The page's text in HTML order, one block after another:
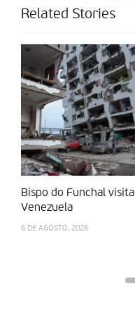
Related Stories
Bispo do Funchal visita
Venezuela
6 DE AGOSTO, 2026